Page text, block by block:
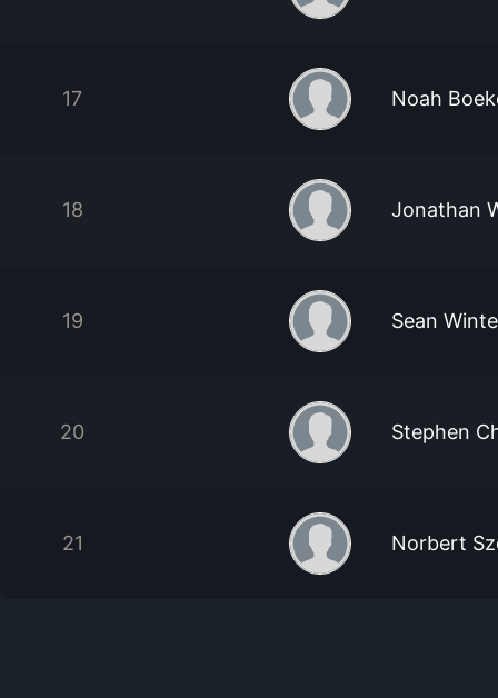
17 Noah
18 Jonathan
19 Sean
20 Stephen
21 Norbert